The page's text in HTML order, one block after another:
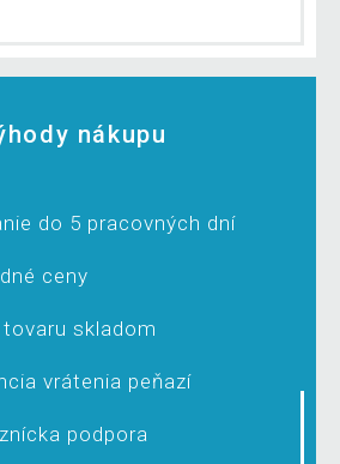
nákupu
do 5 pracovných dní
ceny
tovaru skladom
vrátenia peňazí
podpora